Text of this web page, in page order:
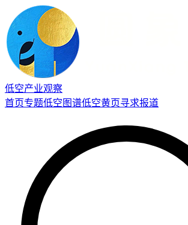
低空产业观察
首页专题低空图谱低空黄页寻求报道